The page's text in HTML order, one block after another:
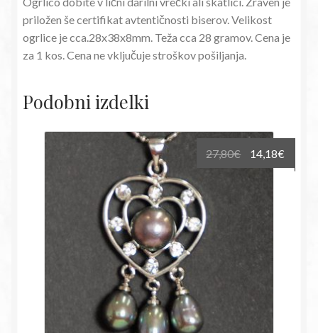
priložen še certifikat avtentičnosti biserov. Velikost
ogrlice je cca.28x38x8mm. Teža cca 28 gramov. Cena je
za 1 kos. Cena ne vključuje stroškov pošiljanja.
Podobni izdelki
27,80€
Izvirna
cena
27,80€.
14,18€
cena